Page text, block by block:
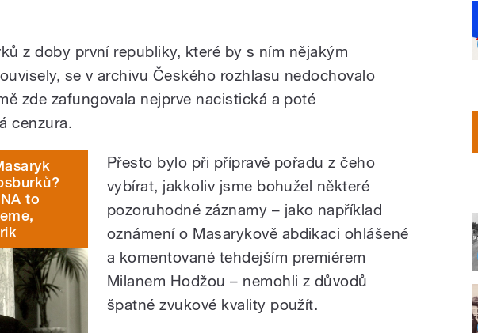
z doby první republiky, které by s ním nějakým
se v archivu Českého rozhlasu nedochovalo
zde zafungovala nejprve nacistická a poté
cenzura.
to
Přesto bylo při přípravě pořadu z čeho
vybírat, jakkoliv jsme bohužel některé
pozoruhodné záznamy – jako například
oznámení o Masarykově abdikaci ohlášené
a komentované tehdejším premiérem
Milanem Hodžou – nemohli z důvodů
špatné zvukové kvality použít.